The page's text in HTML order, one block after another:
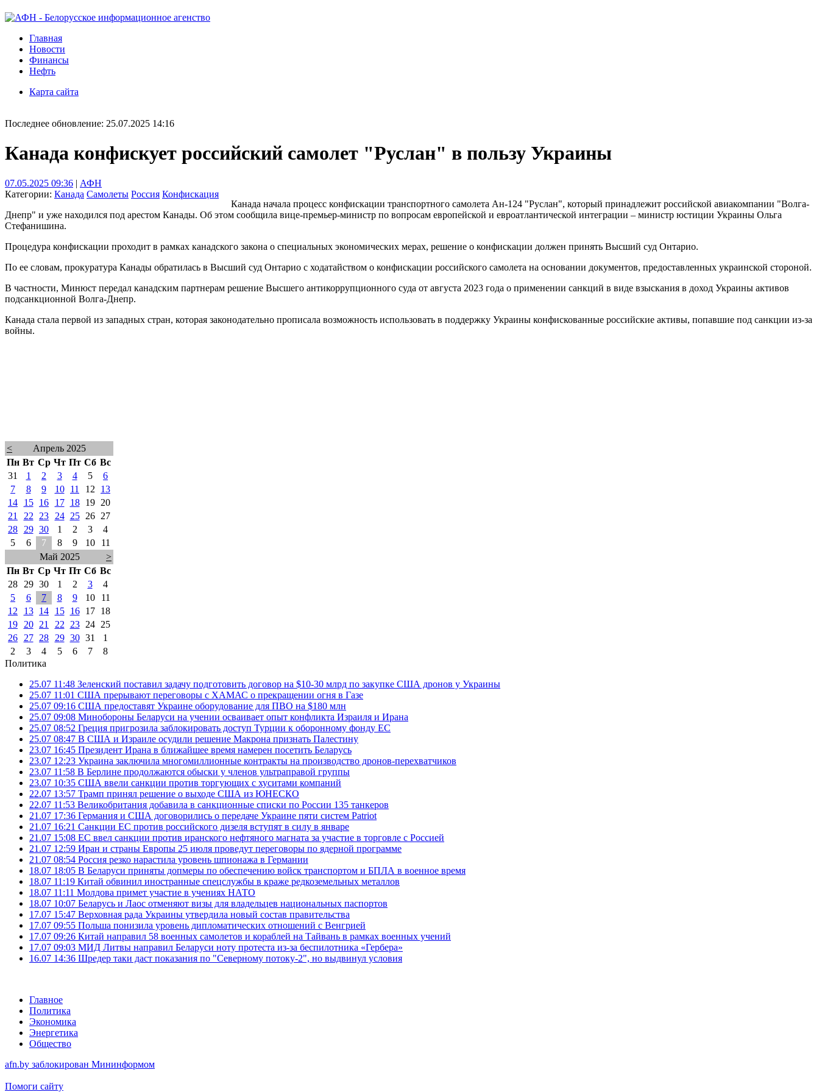
Главная
Новости
Финансы
Нефть
Карта сайта
Последнее обновление: 25.07.2025 14:16
Канада конфискует российский самолет "Руслан" в пользу Украины
07.05.2025 09:36 | АФН
Категории: Канада Самолеты Россия Конфискация
Канада начала процесс конфискации транспортного самолета Ан-124 "Руслан", который принадлежит российской авиакомпании "Волга-
Днепр" и уже находился под арестом Канады. Об этом сообщила вице-премьер-министр по вопросам европейской и евроатлантической интеграции – министр юстиции Украины Ольга
Стефанишина.
Процедура конфискации проходит в рамках канадского закона о специальных экономических мерах, решение о конфискации должен принять Высший суд Онтарио.
По ее словам, прокуратура Канады обратилась в Высший суд Онтарио с ходатайством о конфискации российского самолета на основании документов, предоставленных украинской стороной.
В частности, Минюст передал канадским партнерам решение Высшего антикоррупционного суда от августа 2023 года о применении санкций в виде взыскания в доход Украины активов
подсанкционной Волга-Днепр.
Канада стала первой из западных стран, которая законодательно прописала возможность использовать в поддержку Украины конфискованные российские активы, попавшие под санкции из-за
войны.
<
Апрель 2025
Пн Вт Ср Чт Пт Сб Вс
31
1 2 3 4 5
6
7
8 9 10 11 12
13
14
15 16 17 18 19
20
21
22 23 24 25 26
27
28
29 30 1 2 3
4
5
6 7 8 9 10
11
Май 2025
>
Пн Вт Ср Чт Пт Сб Вс
28
29 30 1 2 3
4
5
6 7 8 9 10
11
12
13 14 15 16 17
18
19
20 21 22 23 24
25
26
27 28 29 30 31
1
2
3 4 5 6 7
8
Политика
25.07 11:48 Зеленский поставил задачу подготовить договор на $10-30 млрд по закупке США дронов у Украины
25.07 11:01 США прерывают переговоры с ХАМАС о прекращении огня в Газе
25.07 09:16 США предоставят Украине оборудование для ПВО на $180 млн
25.07 09:08 Минобороны Беларуси на учении осваивает опыт конфликта Израиля и Ирана
25.07 08:52 Греция пригрозила заблокировать доступ Турции к оборонному фонду ЕС
25.07 08:47 В США и Израиле осудили решение Макрона признать Палестину
23.07 16:45 Президент Ирана в ближайшее время намерен посетить Беларусь
23.07 12:23 Украина заключила многомиллионные контракты на производство дронов-перехватчиков
23.07 11:58 В Берлине продолжаются обыски у членов ультраправой группы
23.07 10:35 США ввели санкции против торгующих с хуситами компаний
22.07 13:57 Трамп принял решение о выходе США из ЮНЕСКО
22.07 11:53 Великобритания добавила в санкционные списки по России 135 танкеров
21.07 17:36 Германия и США договорились о передаче Украине пяти систем Patriot
21.07 16:21 Санкции ЕС против российского дизеля вступят в силу в январе
21.07 15:08 ЕС ввел санкции против иранского нефтяного магната за участие в торговле с Россией
21.07 12:59 Иран и страны Европы 25 июля проведут переговоры по ядерной программе
21.07 08:54 Россия резко нарастила уровень шпионажа в Германии
18.07 18:05 В Беларуси приняты допмеры по обеспечению войск транспортом и БПЛА в военное время
18.07 11:19 Китай обвинил иностранные спецслужбы в краже редкоземельных металлов
18.07 11:11 Молдова примет участие в учениях НАТО
18.07 10:07 Беларусь и Лаос отменяют визы для владельцев национальных паспортов
17.07 15:47 Верховная рада Украины утвердила новый состав правительства
17.07 09:55 Польша понизила уровень дипломатических отношений с Венгрией
17.07 09:26 Китай направил 58 военных самолетов и кораблей на Тайвань в рамках военных учений
17.07 09:03 МИД Литвы направил Беларуси ноту протеста из-за беспилотника «Гербера»
16.07 14:36 Шредер таки даст показания по "Северному потоку-2", но выдвинул условия
Главное
Политика
Экономика
Энергетика
Общество
afn.by заблокирован Мининформом
Помоги сайту